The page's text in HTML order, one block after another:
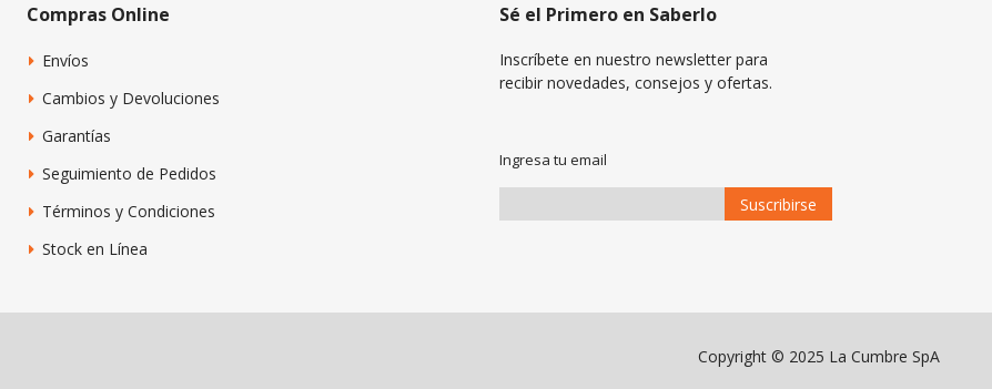
Compras Online
Envíos
Cambios y Devoluciones
Garantías
Seguimiento de Pedidos
Términos y Condiciones
Stock en Línea
Sé el Primero en Saberlo
Inscríbete en nuestro newsletter para
recibir novedades, consejos y ofertas.
Ingresa tu email
Envío:
Suscribirse
Copyright © 2025 La Cumbre SpA